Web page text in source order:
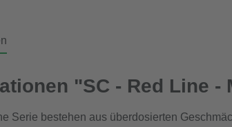
"SC - Red Line
Serie bestehen aus überdosierten